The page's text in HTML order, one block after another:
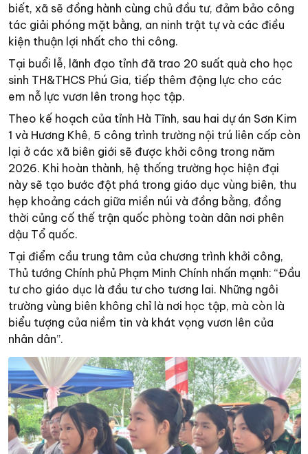
biết, xã sẽ đồng hành cùng chủ đầu tư, đảm bảo công
tác giải phóng mặt bằng, an ninh trật tự và các điều
kiện thuận lợi nhất cho thi công.
Tại buổi lễ, lãnh đạo tỉnh đã trao 20 suất quà cho học
sinh TH&THCS Phú Gia, tiếp thêm động lực cho các
em nỗ lực vươn lên trong học tập.
Theo kế hoạch của tỉnh Hà Tĩnh, sau hai dự án Sơn Kim
1 và Hương Khê, 5 công trình trường nội trú liên cấp còn
lại ở các xã biên giới sẽ được khởi công trong năm
2026. Khi hoàn thành, hệ thống trường học hiện đại
này sẽ tạo bước đột phá trong giáo dục vùng biên, thu
hẹp khoảng cách giữa miền núi và đồng bằng, đồng
thời củng cố thế trận quốc phòng toàn dân nơi phên
dậu Tổ quốc.
Tại điểm cầu trung tâm của chương trình khởi công,
Thủ tướng Chính phủ Phạm Minh Chính nhấn mạnh: “Đầu
tư cho giáo dục là đầu tư cho tương lai. Những ngôi
trường vùng biên không chỉ là nơi học tập, mà còn là
biểu tượng của niềm tin và khát vọng vươn lên của
nhân dân”.